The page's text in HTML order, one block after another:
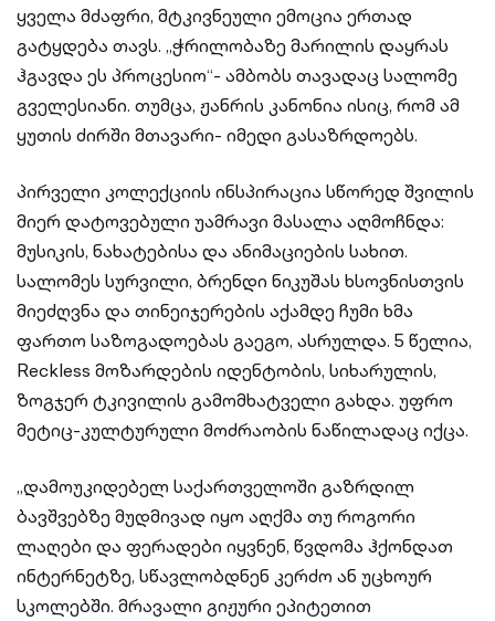
ყველა მძაფრი, მტკივნეული ემოცია ერთად
გატყდება თავს. „ჭრილობაზე მარილის დაყრას
ჰგავდა ეს პროცესიო“- ამბობს თავადაც სალომე
გველესიანი. თუმცა, ჟანრის კანონია ისიც, რომ ამ
ყუთის ძირში მთავარი- იმედი გასაზრდოებს.
პირველი კოლექციის ინსპირაცია სწორედ შვილის
მიერ დატოვებული უამრავი მასალა აღმოჩნდა:
მუსიკის, ნახატებისა და ანიმაციების სახით.
სალომეს სურვილი, ბრენდი ნიკუშას ხსოვნისთვის
მიეძღვნა და თინეიჯერების აქამდე ჩუმი ხმა
ფართო საზოგადოებას გაეგო, ასრულდა. 5 წელია,
Reckless მოზარდების იდენტობის, სიხარულის,
ზოგჯერ ტკივილის გამომხატველი გახდა. უფრო
მეტიც-კულტურული მოძრაობის ნაწილადაც იქცა.
„დამოუკიდებელ საქართველოში გაზრდილ
ბავშვებზე მუდმივად იყო აღქმა თუ როგორი
ლაღები და ფერადები იყვნენ, წვდომა ჰქონდათ
ინტერნეტზე, სწავლობდნენ კერძო ან უცხოურ
სკოლებში. მრავალი გიჟური ეპიტეთით